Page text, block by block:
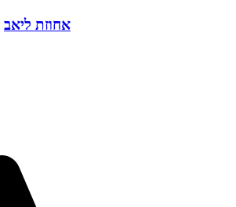
אחוזת ליאב